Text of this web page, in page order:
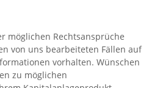
möglichen Rechtsansprüche
von uns bearbeiteten Fällen auf
vorhalten. Wünschen
zu möglichen